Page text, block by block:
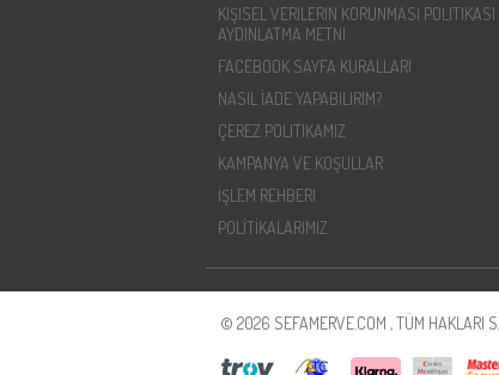
KIŞISEL VERILERIN KORUNMASI
AYDINLATMA METNI
FACEBOOK SAYFA KURALLARI
NASIL İADE YAPABILIRIM?
ÇEREZ POLITIKAMIZ
KAMPANYA VE KOŞULLAR
İŞLEM REHBERI
POLİTİKALARIMIZ
© 2026 SEFAMERVE.COM , TÜM HAKLARI